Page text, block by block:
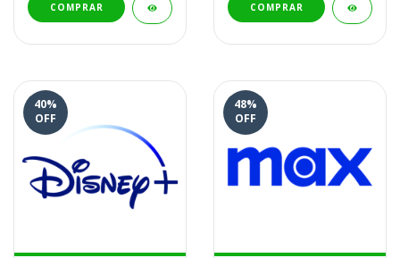
COMPRAR COMPRAR
40%
OFF
48%
OFF